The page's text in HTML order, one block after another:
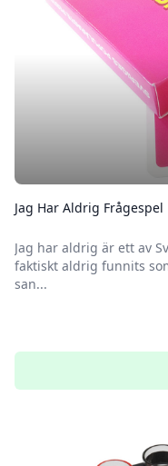
Jag Har Aldrig Frågespel
Jag har aldrig är ett av
faktiskt aldrig funnits
san...